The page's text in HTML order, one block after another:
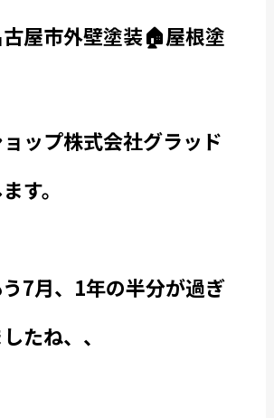
屋市外壁塗装🏠屋根塗
ップ株式会社グラッド
す。
7月、1年の半分が過ぎ
たね、、